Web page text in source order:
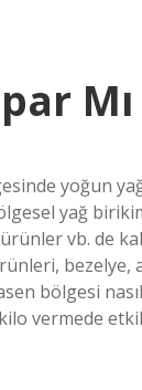
Mı
yoğun
yağ
vb. de
bölgesi
vermede